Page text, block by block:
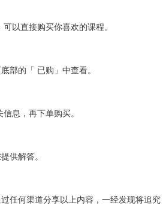
以直接购买你喜欢的课程。
部的「 已购」中查看。
息，再下单购买。
供解答。
任何渠道分享以上内容，一经发现将追究